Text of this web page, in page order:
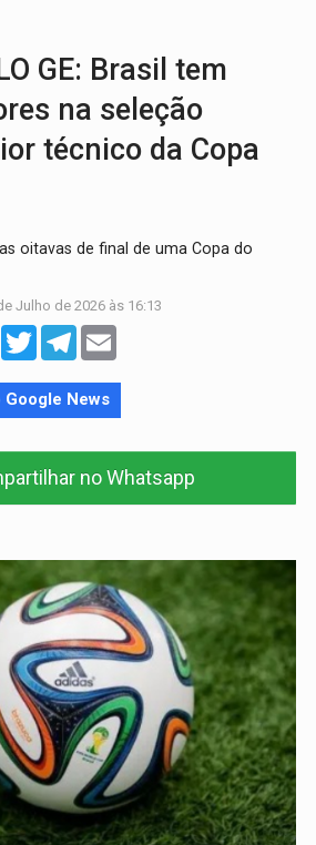
GE: Brasil tem
na seleção
técnico da Copa
oitavas de final de uma Copa do
Julho de 2026 às 16:13
Messenger
TwitterTelegram
Google News
no Whatsapp